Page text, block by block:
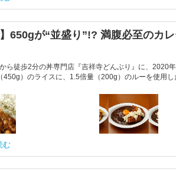
】650gが“並盛り”!? 満腹必至のカ
ら徒歩2分の丼専門店『吉祥寺どんぶり』に、2020
450g）のライスに、1.5倍量（200g）のルーを使用し
む